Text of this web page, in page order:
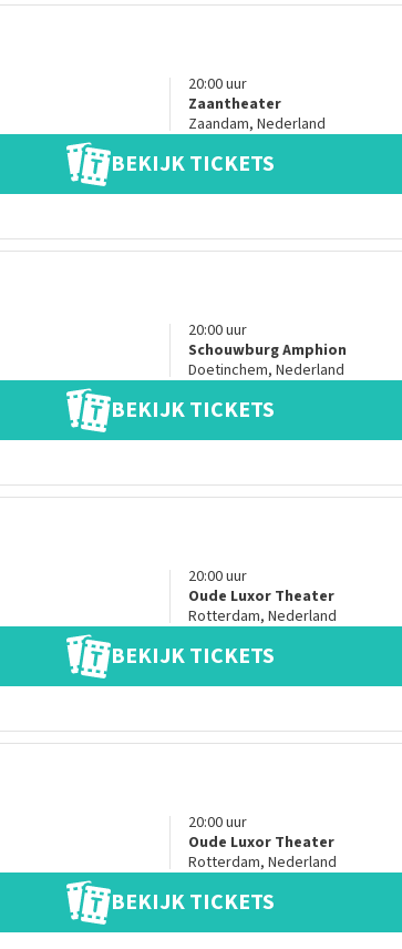
20:00uur
Zaantheater
Zaandam, Nederland
BEKIJK TICKETS
20:00uur
Schouwburg Amphion
Doetinchem, Nederland
BEKIJK TICKETS
20:00uur
Oude Luxor Theater
Rotterdam, Nederland
BEKIJK TICKETS
20:00uur
Oude Luxor Theater
Rotterdam, Nederland
BEKIJK TICKETS